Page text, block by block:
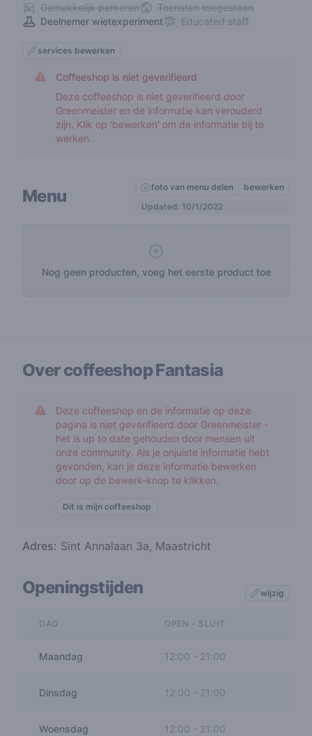
Gemakkelijk parkeren
Toeristen toegestaan
Deelnemer wietexperiment
Educated staff
services bewerken
Coffeeshop is niet geverifieerd
Deze coffeeshop is niet geverifieerd door
Greenmeister en de informatie kan verouderd
zijn. Klik op 'bewerken' om de informatie bij te
werken.
Menu foto van menu delen
bewerken
Updated: 10/1/2022
Nog geen producten, voeg het eerste product toe
Over coffeeshopFantasia
Deze coffeeshop en de informatie op deze
pagina is niet geverifieerd door Greenmeister -
het is up to date gehouden door mensen uit
onze community. Als je onjuiste informatie hebt
gevonden, kan je deze informatie bewerken
door op de bewerk-knop te klikken.
Dit is mijn coffeeshop
Adres: Sint Annalaan 3a, Maastricht
Openingstijden wijzig
DAG OPEN - SLUIT
Maandag 12:00 - 21:00
Dinsdag 12:00 21:00
Woensdag 12:00 - 21:00